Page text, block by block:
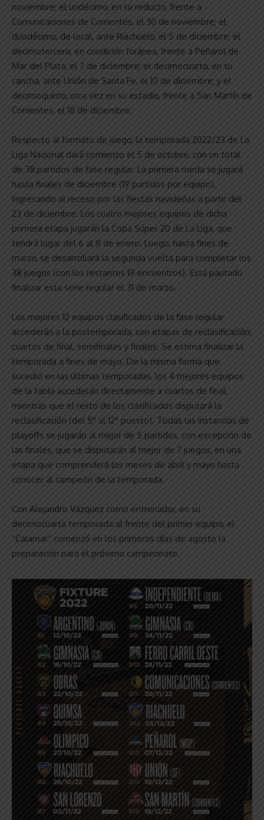
noviembre; el undécimo, en su reducto, frente a
Comunicaciones de Corrientes, el 30 de noviembre; el
duodécimo, de local, ante Riachuelo, el 5 de diciembre; el
decimotercero, en condición foránea, frente a Peñarol de
Mar del Plata, el 7 de diciembre; el decimocuarto, en su
cancha, ante Unión de Santa Fe, el 10 de diciembre; y el
decimoquinto, otra vez en su estadio, frente a San Martín de
Corrientes, el 18 de diciembre.
Respecto al formato de juego, la temporada 2022/23 de La
Liga Nacional dará comienzo el 5 de octubre, con un total
de 38 partidos de fase regular. La primera rueda se jugará
hasta finales de diciembre (19 partidos por equipo),
ingresando al receso por las fiestas navideñas a partir del
23 de diciembre. Los cuatro mejores equipos de dicha
primera etapa jugarán la Copa Súper 20 de La Liga, que
tendrá lugar del 6 al 8 de enero. Luego, hasta fines de
marzo, se desarrollará la segunda vuelta para completar los
38 juegos (con los restantes 19 encuentros). Está pautado
finalizar esta serie regular el 31 de marzo.
Los mejores 12 equipos clasificados de la fase regular
accederán a la postemporada, con etapas de reclasificación,
cuartos de final, semifinales y finales. Se estima finalizar la
temporada a fines de mayo. De la misma forma que
sucedió en las últimas temporadas, los 4 mejores equipos
de la tabla accederán directamente a cuartos de final,
mientras que el resto de los clasificados disputará la
reclasificación (del 5° al 12° puesto). Todas las instancias de
playoffs se jugarán al mejor de 5 partidos, con excepción de
las finales, que se disputarán al mejor de 7 juegos, en una
etapa que comprenderá los meses de abril y mayo hasta
conocer al campeón de la temporada.
Con Alejandro Vázquez como entrenador, en su
decimocuarta temporada al frente del primer equipo, el
“Calamar” comenzó en los primeros días de agosto la
preparación para el próximo campeonato.